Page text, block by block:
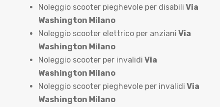
Noleggio scooter pieghevole per disabili Via
Washington Milano
Noleggio scooter elettrico per anziani Via
Washington Milano
Noleggio scooter per invalidi Via
Washington Milano
Noleggio scooter pieghevole per invalidi Via
Washington Milano